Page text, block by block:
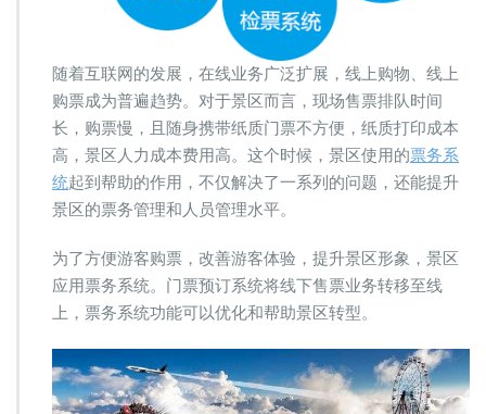
随着互联网的发展，在线业务广泛扩展，线上购物、线上
购票成为普遍趋势。对于景区而言，现场售票排队时间
长，购票慢，且随身携带纸质门票不方便，纸质打印成本
高，景区人力成本费用高。这个时候，景区使用的票务系
统起到帮助的作用，不仅解决了一系列的问题，还能提升
景区的票务管理和人员管理水平。
为了方便游客购票，改善游客体验，提升景区形象，景区
应用票务系统。门票预订系统将线下售票业务转移至线
上，票务系统功能可以优化和帮助景区转型。